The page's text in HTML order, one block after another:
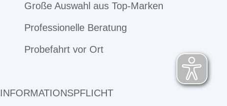
Große Auswahl aus Top-Marken
Professionelle Beratung
Probefahrt vor Ort
INFORMATIONSPFLICHT